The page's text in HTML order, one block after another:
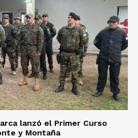
lanzó el Primer Curso
y Montaña